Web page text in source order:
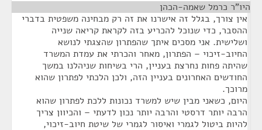
היו"ר כרמל שאמה-הכהן
אין צורך, בגלל זה אישרנו את זה רק מבחינה משפטית בדברי
ההסבר, כדי שנוכל להכריע בזה לקראת קריאה שנייה
ושלישית. אני מסכים איתך שהפתרון שהצגתי לנושא
החיוב-זיכוי – הפתרון, מאחר והכרתי את עמדת המשרד
שהיתה פחות נחרצת בעניין, הרי בשיחות שניהלנו במשך
החודשים האחרונים בעניין הזה, ולכן הלכתי לפתרון שהוא
מרוכך.
היום, כשאני מבין שיש למשרד נכונות ללכת לפתרון שהוא
הרבה יותר דרסטי והרבה יותר נכון לדעתי – והכיוון צריך
להיות ביטול לגמרי ואיסור לגמרי של שיטת חיוב-זיכוי,